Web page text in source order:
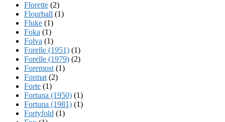
Florette (2)
Flourball (1)
Fluke (1)
Foka (1)
Folva (1)
Forelle (1951) (1)
Forelle (1979) (2)
Foremost (1)
Format (2)
Forte (1)
Fortuna (1950) (1)
Fortuna (1981) (1)
Fortyfold (1)